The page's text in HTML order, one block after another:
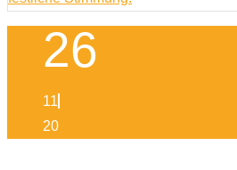
26
11
20